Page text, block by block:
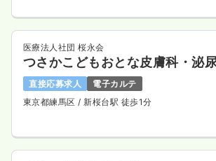
医療法人社団 桜永会
つさかこどもおとな皮膚科・泌
直接応募求人
電子カルテ
東京都練馬区 / 新桜台駅 徒歩1分